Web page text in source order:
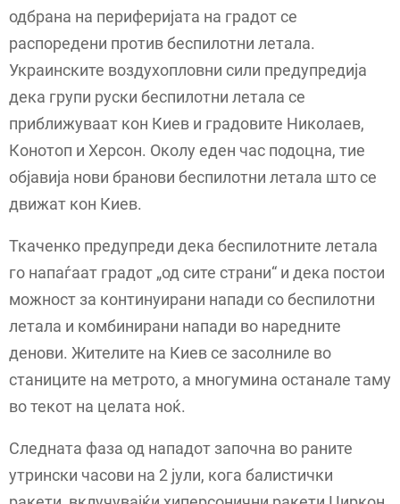
одбрана на периферијата на градот се
распоредени против беспилотни летала.
Украинските воздухопловни сили предупредија
дека групи руски беспилотни летала се
приближуваат кон Киев и градовите Николаев,
Конотоп и Херсон. Околу еден час подоцна, тие
објавија нови бранови беспилотни летала што се
движат кон Киев.
Ткаченко предупреди дека беспилотните летала
го напаѓаат градот „од сите страни“ и дека постои
можност за континуирани напади со беспилотни
летала и комбинирани напади во наредните
денови. Жителите на Киев се засолниле во
станиците на метрото, а многумина останале таму
во текот на целата ноќ.
Следната фаза од нападот започна во раните
утрински часови на 2 јули, кога балистички